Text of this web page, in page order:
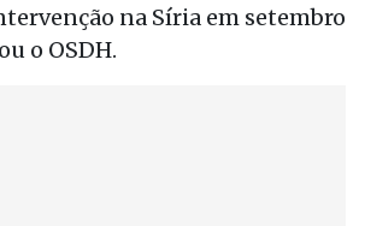
na Síria em setembro
o OSDH.